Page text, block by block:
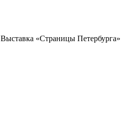
Выставка «Страницы Петербурга»